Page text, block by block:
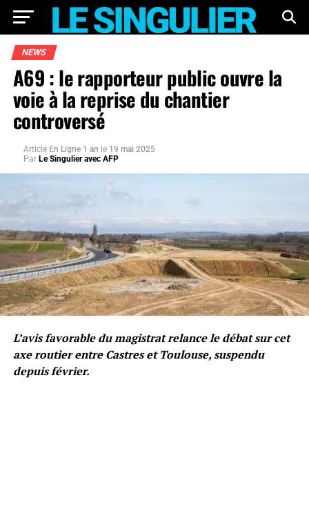
NEWS
A69 : le rapporteur public ouvre la
voie à la reprise du chantier
controversé
Article En Ligne 1 an le 19 mai 2025
Par Le Singulier avec AFP
L’avis favorable du magistrat relance le débat sur cet
axe routier entre Castres et Toulouse, suspendu
depuis février.